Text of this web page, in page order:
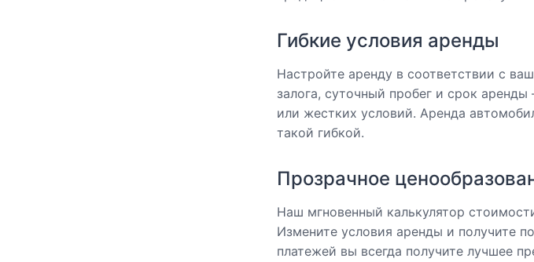
Гибкие условия аренды
Настройте аренду в соответствии с
залога, суточный пробег и срок
или жестких условий. Аренда
такой гибкой.
Прозрачное
Наш мгновенный калькулятор
Измените условия аренды и получите
платежей вы всегда получите лучшее